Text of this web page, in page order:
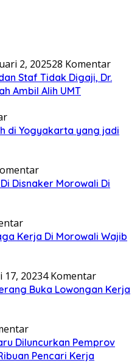
2, 202528 Komentar
Staf Tidak Digaji, Dr.
Ambil Alih UMT
di Yogyakarta yang jadi
Disnaker Morowali Di
Kerja Di Morowali Wajib
17, 20234 Komentar
Buka Lowongan Kerja
Diluncurkan Pemprov
Pencari Kerja